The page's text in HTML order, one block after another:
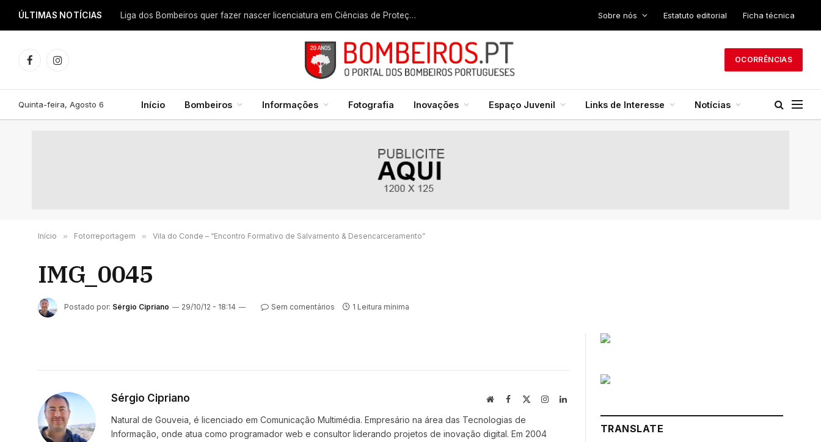
ÚLTIMAS NOTÍCIAS Liga dos Bombeiros quer fazer nascer licenciatura em Ciências de Proteção Civil e Bombeiros Sobre nós Estatuto editorial Ficha técnica
FacebookInstagram
OCORRÊNCIAS
Quinta-feira, Agosto 6 Início Bombeiros Informações Fotografia Inovações Espaço Juvenil Links de Interesse Notícias
Início » Fotorreportagem » Vila do Conde – “Encontro Formativo de Salvamento & Desencarceramento”
IMG_0045
Postado por: Sérgio Cipriano 29/10/12 - 18:14 Sem comentários 1 Leitura mínima
Sérgio Cipriano WebsiteFacebook InstagramLinkedIn
Natural de Gouveia, é licenciado em Comunicação Multimédia. Empresário na área das Tecnologias de
Informação, onde atua como programador web e consultor liderando projetos de inovação digital. Em 2004
TRANSLATE